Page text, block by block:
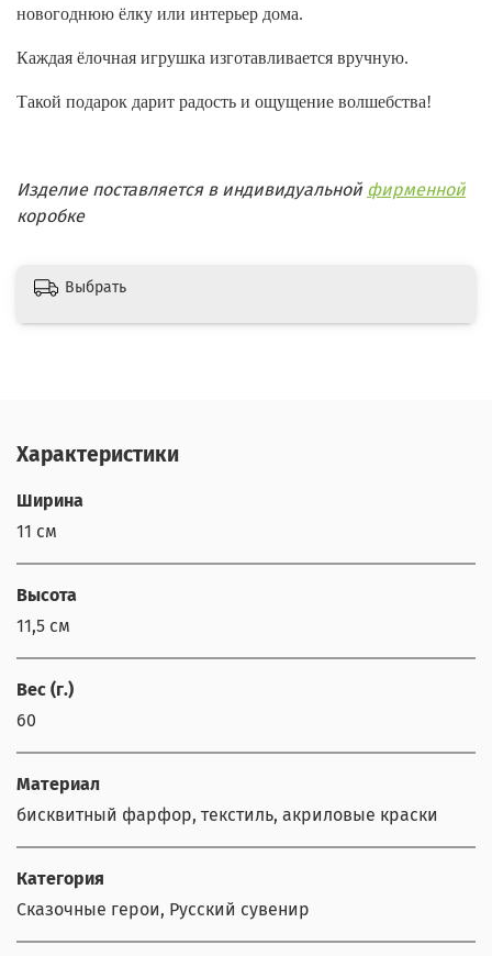
новогоднюю ёлку или интерьер дома.
Каждая ёлочная игрушка изготавливается вручную.
Такой подарок дарит радость и ощущение волшебства!
Изделие поставляется в индивидуальной фирменной
коробке
Выбрать
Характеристики
Ширина
11 см
Высота
11,5 см
Вес (г.)
60
Материал
бисквитный фарфор, текстиль, акриловые краски
Категория
Сказочные герои, Русский сувенир